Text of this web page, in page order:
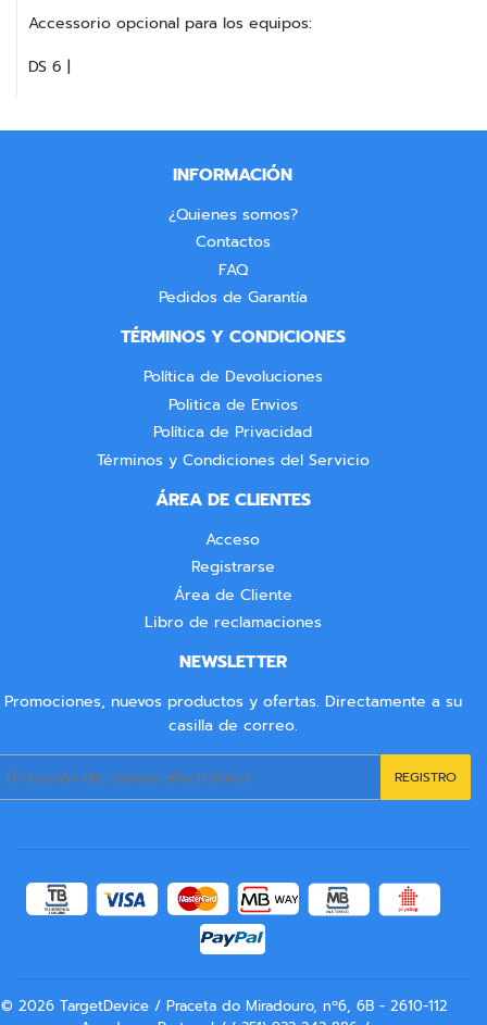
Accessorio opcional para los equipos:
DS 6 |
INFORMACIÓN
¿Quienes somos?
Contactos
FAQ
Pedidos de Garantía
TÉRMINOS Y CONDICIONES
Política de Devoluciones
Politica de Envios
Política de Privacidad
Términos y Condiciones del Servicio
ÁREA DE CLIENTES
Acceso
Registrarse
Área de Cliente
Libro de reclamaciones
NEWSLETTER
Promociones, nuevos productos y ofertas. Directamente a su
casilla de correo.
REGISTRO
© 2026 TargetDevice / Praceta do Miradouro, nº6, 6B - 2610-112